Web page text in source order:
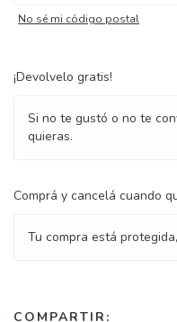
No sé mi código postal
¡Devolvelo gratis!
Si no te gustó o no te
quieras.
Comprá y cancelá cuando
Tu compra está
COMPARTIR: